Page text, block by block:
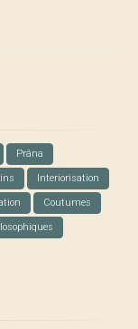
Prâna
Interiorisation
Coutumes